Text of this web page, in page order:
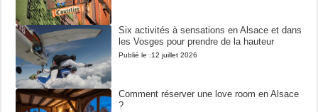
Six activités à sensations en Alsace et dans
les Vosges pour prendre de la hauteur
Publié le :12 juillet 2026
Comment réserver une love room en Alsace
?